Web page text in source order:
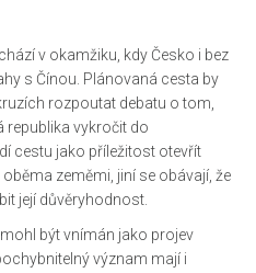
v okamžiku, kdy Česko i bez
s Čínou. Plánovaná cesta by
rozpoutat debatu o tom,
republika vykročit do
cestu jako příležitost otevřít
zeměmi, jiní se obávají, že
její důvěryhodnost.
být vnímán jako projev
význam mají i